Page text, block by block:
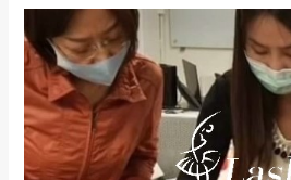
二
級
美
睫
檢
定